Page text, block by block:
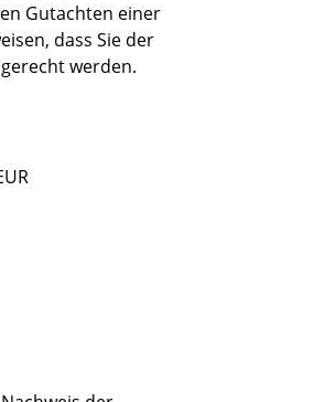
Gutachten einer
dass Sie der
werden.